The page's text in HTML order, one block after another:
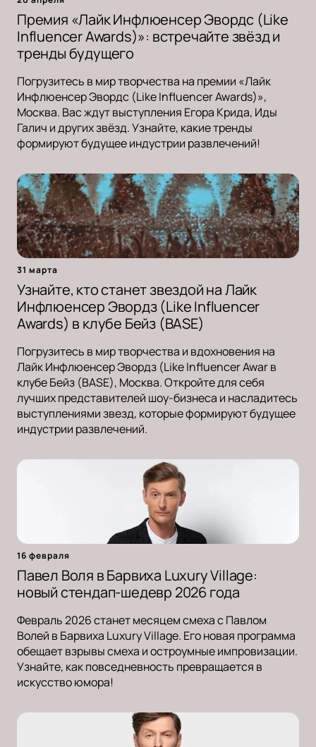
Премия «Лайк Инфлюенсер Эвордс (Like
Influencer Awards)»: встречайте звёзд и
тренды будущего
Погрузитесь в мир творчества на премии «Лайк
Инфлюенсер Эвордс (Like Influencer Awards)»,
Москва. Вас ждут выступления Егора Крида, Иды
Галич и других звёзд. Узнайте, какие тренды
формируют будущее индустрии развлечений!
31 марта
Узнайте, кто станет звездой на Лайк
Инфлюенсер Эвордз (Like Influencer
Awards) в клубе Бейз (BASE)
Погрузитесь в мир творчества и вдохновения на
Лайк Инфлюенсер Эвордз (Like Influencer Awar в
клубе Бейз (BASE), Москва. Откройте для себя
лучших представителей шоу-бизнеса и насладитесь
выступлениями звезд, которые формируют будущее
индустрии развлечений.
16 февраля
Павел Воля в Барвиха Luxury Village:
новый стендап-шедевр 2026 года
Февраль 2026 станет месяцем смеха с Павлом
Волей в Барвиха Luxury Village. Его новая программа
обещает взрывы смеха и остроумные импровизации.
Узнайте, как повседневность превращается в
искусство юмора!